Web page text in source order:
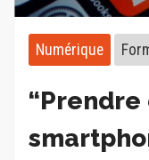
Numérique
“Prendre